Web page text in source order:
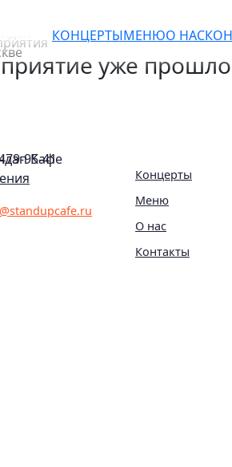
КОНЦЕРТЫМЕНЮО НАС
Мировые рок-
уже
95-41
Концерты
Меню
О нас
Контакты
Кафе